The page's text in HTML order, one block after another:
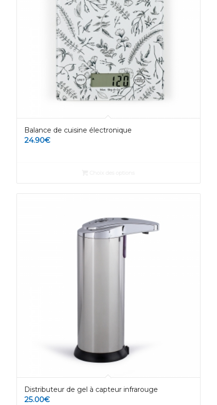
Balance de cuisine électronique
24.90€
Distributeur de gel à capteur infrarouge
25.00€